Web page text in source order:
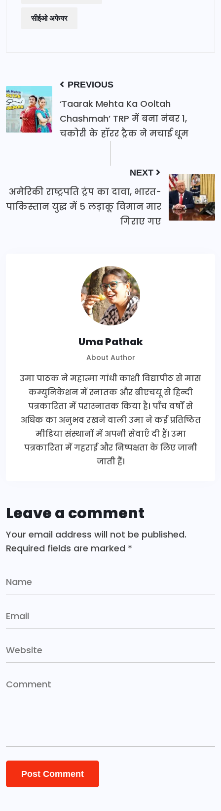
सीईओ अफेयर
PREVIOUS
‘Taarak Mehta Ka Ooltah
Chashmah’ TRP में बना नंबर 1,
चकोरी के हॉरर ट्रैक ने मचाई धूम
NEXT
अमेरिकी राष्ट्रपति ट्रंप का दावा, भारत-
पाकिस्तान युद्ध में 5 लड़ाकू विमान मार
गिराए गए
Uma Pathak
About Author
उमा पाठक ने महात्मा गांधी काशी विद्यापीठ से मास
कम्युनिकेशन में स्नातक और बीएचयू से हिन्दी
पत्रकारिता में परास्नातक किया है। पाँच वर्षों से
अधिक का अनुभव रखने वाली उमा ने कई प्रतिष्ठित
मीडिया संस्थानों में अपनी सेवाएँ दी हैं। उमा
पत्रकारिता में गहराई और निष्पक्षता के लिए जानी
जाती हैं।
Leave a comment
Your email address will not be published.
Required fields are marked *